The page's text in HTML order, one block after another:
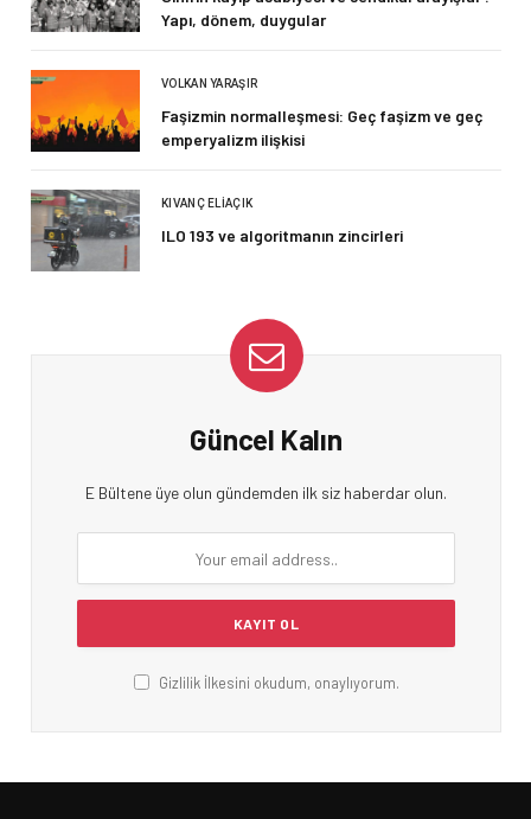
Yapı, dönem, duygular
VOLKAN YARAŞIR
Faşizmin normalleşmesi: Geç faşizm ve geç
emperyalizm ilişkisi
KIVANÇ ELIAÇIK
ILO 193 ve algoritmanın zincirleri
Güncel Kalın
E Bültene üye olun gündemden ilk siz haberdar olun.
Gizlilik İlkesini okudum, onaylıyorum.